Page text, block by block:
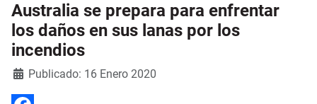
Australia se prepara para enfrentar
los daños en sus lanas por los
incendios
DetallesPublicado: 16 Enero 2020